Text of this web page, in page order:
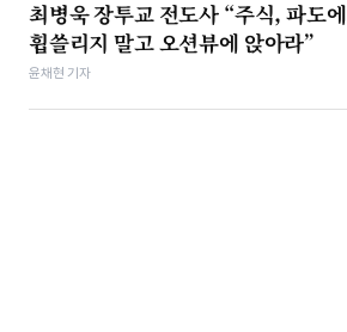
최병욱 장투교 전도사 “주식, 파도에
휩쓸리지 말고 오션뷰에 앉아라”
윤채현 기자